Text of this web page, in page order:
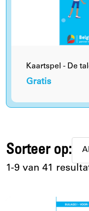
Kaartspel - De
Gratis
Sorteer op:
1-9 van 41